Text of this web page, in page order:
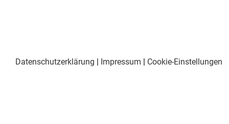
Datenschutzerklärung | Impressum | Cookie-Einstellungen